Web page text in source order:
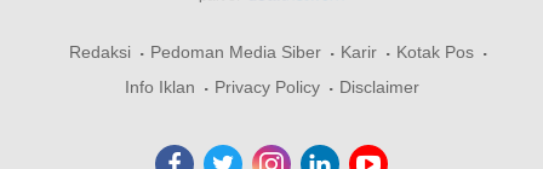
Redaksi Pedoman Media Siber Karir
Kotak Pos
Info Iklan
Privacy Policy Disclaimer